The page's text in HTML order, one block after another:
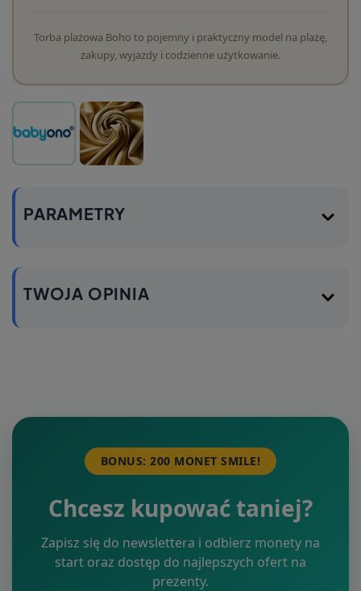
Torba plażowa Boho to pojemny i praktyczny model na plażę,
zakupy, wyjazdy i codzienne użytkowanie.
PARAMETRY
TWOJA OPINIA
BONUS: 200 MONET SMILE!
Chcesz kupować taniej?
Zapisz się do newslettera i odbierz monety na
start oraz dostęp do najlepszych ofert na
prezenty.